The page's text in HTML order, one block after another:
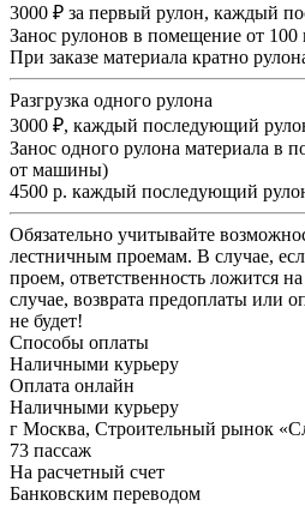
3000 ₽ за первый рулон, каждый
Занос рулонов в помещение от 100
При заказе материала кратно
Разгрузка одного рулона
3000 ₽, каждый последующий
Занос одного рулона материала в
от машины)
4500 р. каждый последующий
Обязательно учитывайте
лестничным проемам. В случае,
проем, ответственность ложится
случае, возврата предоплаты или
не будет!
Способы оплаты
Наличными курьеру
Оплата онлайн
Наличными курьеру
г Москва, Строительный рынок
73 пассаж
На расчетный счет
Банковским переводом